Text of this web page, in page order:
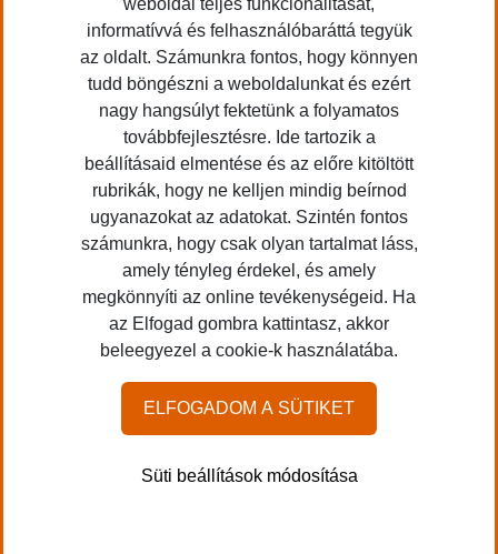
Application error: a client-side exception has occurred (see the
browser console for more information).
weboldal teljes funkcionalitását,
informatívvá és felhasználóbaráttá tegyük
az oldalt. Számunkra fontos, hogy könnyen
tudd böngészni a weboldalunkat és ezért
nagy hangsúlyt fektetünk a folyamatos
továbbfejlesztésre. Ide tartozik a
beállításaid elmentése és az előre kitöltött
rubrikák, hogy ne kelljen mindig beírnod
ugyanazokat az adatokat. Szintén fontos
számunkra, hogy csak olyan tartalmat láss,
amely tényleg érdekel, és amely
megkönnyíti az online tevékenységeid. Ha
az Elfogad gombra kattintasz, akkor
beleegyezel a cookie-k használatába.
ELFOGADOM A SÜTIKET
Süti beállítások módosítása